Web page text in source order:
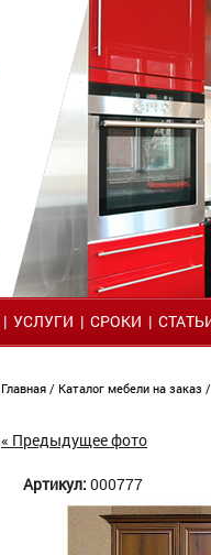
| УСЛУГИ | СРОКИ |
Главная / Каталог мебели на заказ
« Предыдущее фото
Артикул: 000777